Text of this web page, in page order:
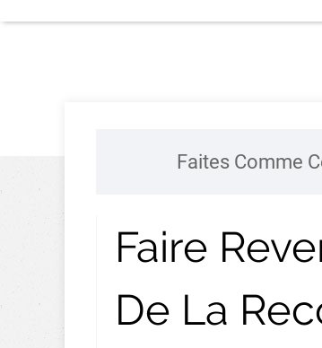
Faites Comme
Faire
De La